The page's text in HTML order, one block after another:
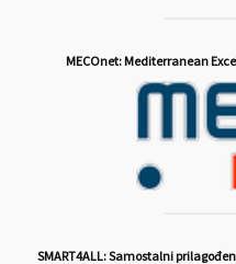
MECOnet: Mediterranean
SMART4ALL: Samostalni